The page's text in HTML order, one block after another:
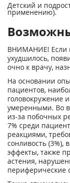
Детский и
применению).
ВНИМАНИЕ! Если
ухудшилось,
очно к врачу,
На основании
пациентов,
головокружение
умеренными. Во
из-за побочных
7% среди
реакциями,
сонливость (3%),
эффекты, также
астения,
периферические